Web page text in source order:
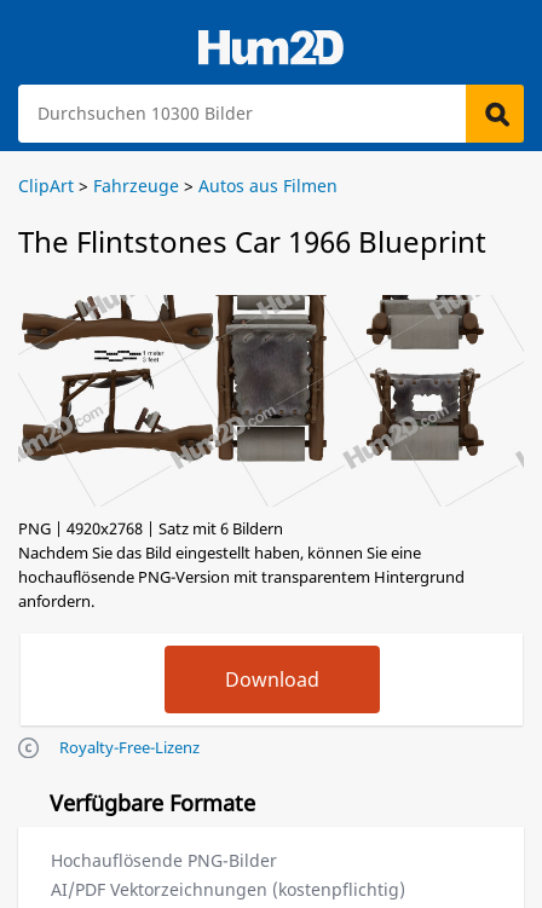
ClipArt > Fahrzeuge > Autos aus Filmen
The Flintstones Car 1966 Blueprint
PNG | 4920x2768 | Satz mit 6 Bildern
Nachdem Sie das Bild eingestellt haben, können Sie eine
hochauflösende PNG-Version mit transparentem Hintergrund
anfordern.
Royalty-Free-Lizenz
Verfügbare Formate
Hochauflösende PNG-Bilder
AI/PDF Vektorzeichnungen (kostenpflichtig)